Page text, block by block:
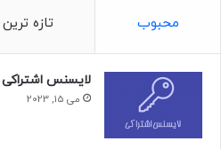
محبوب تازه ترین
لایسنس اشتراکی
می 15, 2023